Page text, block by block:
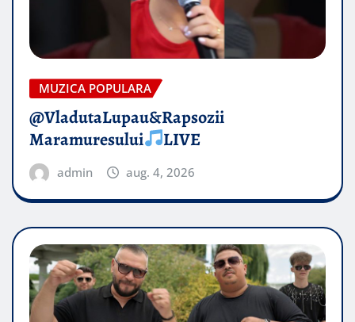
MUZICA POPULARA
@VladutaLupau&Rapsozii
Maramuresului
LIVE
admin aug. 4, 2026